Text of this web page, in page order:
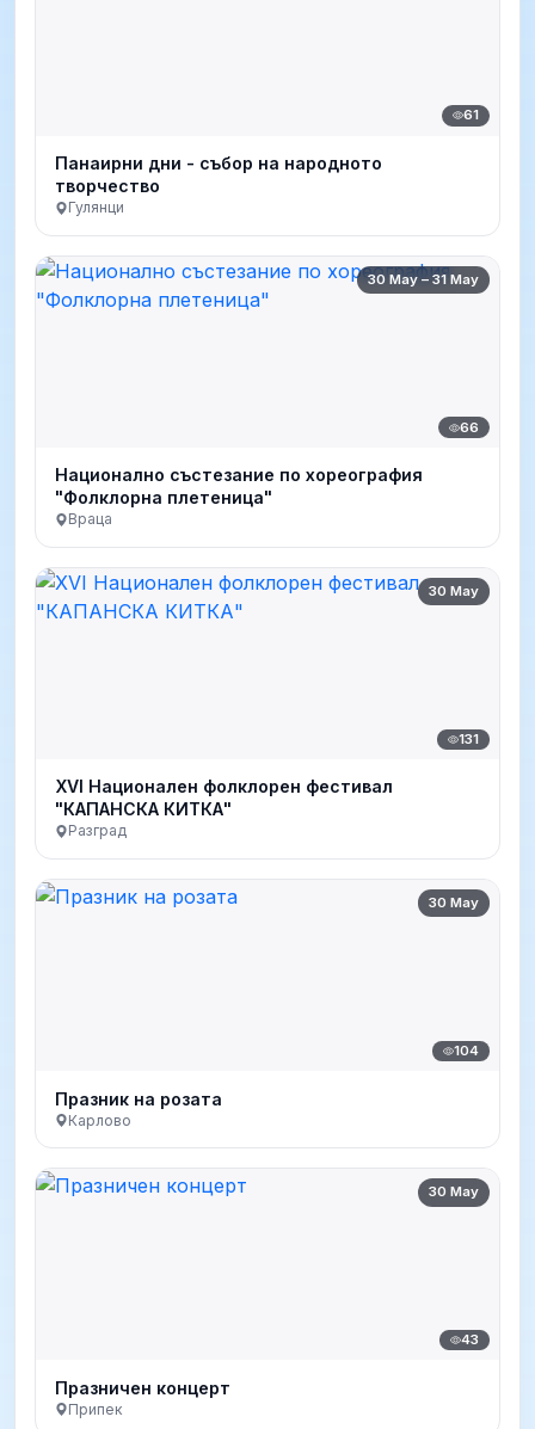
61
Панаирни дни - събор на народното
творчество
Гулянци
30 May – 31 May
66
Национално състезание по хореография
"Фолклорна плетеница"
Враца
30 May
131
XVI Национален фолклорен фестивал
"КАПАНСКА КИТКА"
Разград
30 May
104
Празник на розата
Карлово
30 May
43
Празничен концерт
Припек